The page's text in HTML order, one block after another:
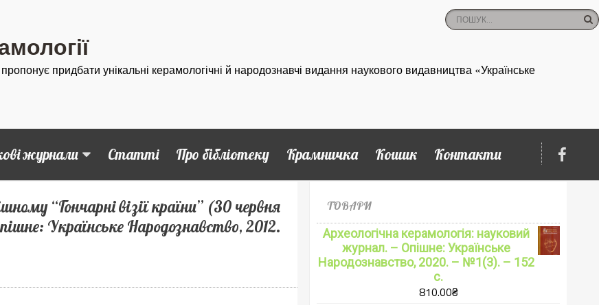
придбати унікальні керамологічні й народознавчі видання наукового видавництва «Українське
журнали Статті Про бібліотеку Крамничка Кошик Контакти
“Гончарні візії країни” (30 червня
Українське Народознавство, 2012.
ТОВАРИ
Археологічна керамологія: науковий
журнал. – Опішне: Українське
Народознавство, 2020. – №1(3). – 152
с.
810.00₴